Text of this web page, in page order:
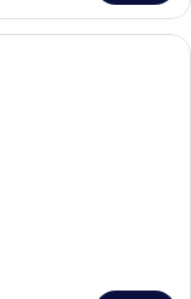
위트, 침대(여러 개) | 저